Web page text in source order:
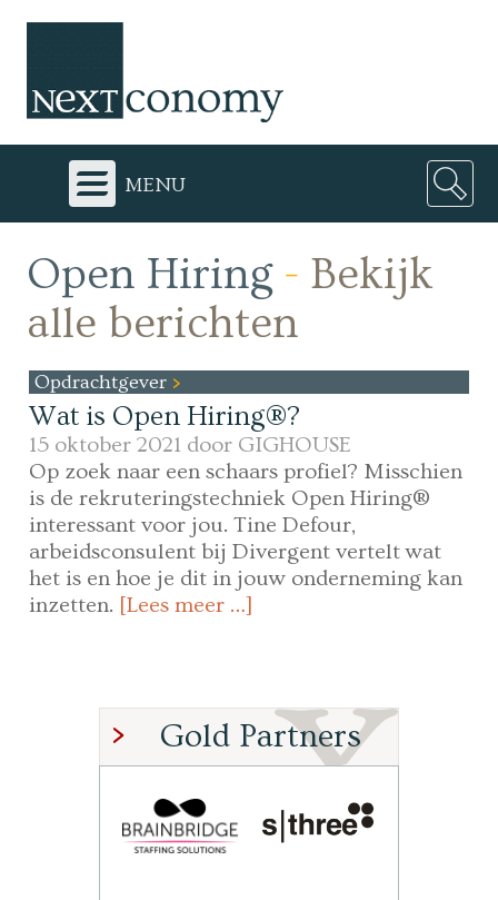
menu
Open Hiring - Bekijk
alle berichten
Opdrachtgever
Wat is Open Hiring®?
15 oktober 2021 door GIGHOUSE
Op zoek naar een schaars profiel? Misschien
is de rekruteringstechniek Open Hiring®
interessant voor jou. Tine Defour,
arbeidsconsulent bij Divergent vertelt wat
het is en hoe je dit in jouw onderneming kan
inzetten. [Lees meer …]
Gold Partners